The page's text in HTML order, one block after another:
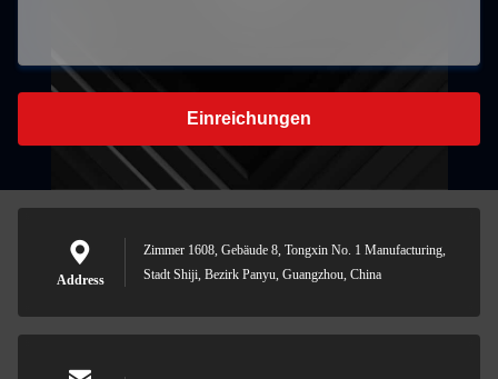
Einreichungen
Address
Zimmer 1608, Gebäude 8, Tongxin No. 1 Manufacturing,
Stadt Shiji, Bezirk Panyu, Guangzhou, China